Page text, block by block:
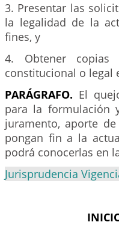
3. Presentar las
la legalidad de la
fines, y
4. Obtener
constitucional o legal
PARÁGRAFO. El
para la formulación
juramento, aporte
pongan fin a la
podrá conocerlas en
Jurisprudencia